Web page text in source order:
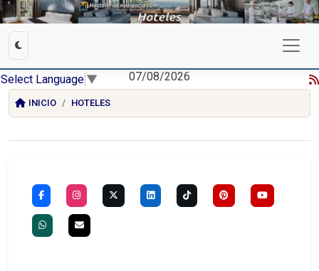
Select Language ▼ 07/08/2026
INICIO HOTELES